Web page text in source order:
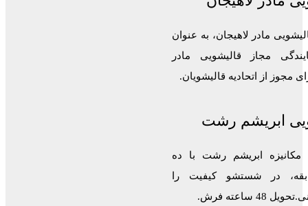
مادر لاهیجان، به عنوان
مجاز قالیشویی مادر
مجوز از اتحادیه قالیشویان.
ابریشم رشت
مکانیزه ابریشم رشت با ده
در شستشو کیفیت را
48 ساعته فرش.